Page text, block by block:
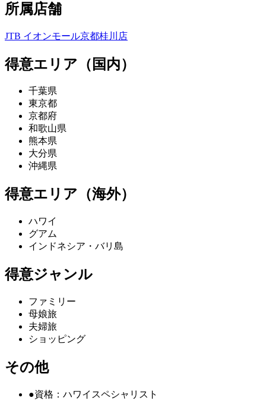
所属店舗
JTB イオンモール京都桂川店
得意エリア（国内）
千葉県
東京都
京都府
和歌山県
熊本県
大分県
沖縄県
得意エリア（海外）
ハワイ
グアム
インドネシア・バリ島
得意ジャンル
ファミリー
母娘旅
夫婦旅
ショッピング
その他
●資格：ハワイスペシャリスト